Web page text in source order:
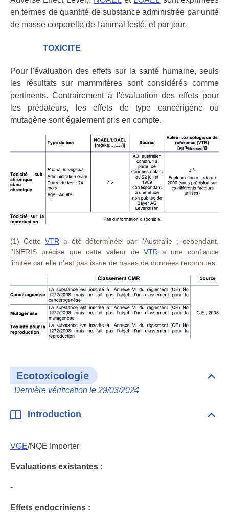
en termes de quantité de substance administrée par unité
de masse corporelle de l'animal testé, et par jour.
TOXICITE
Pour l'évaluation des effets sur la santé humaine, seuls
les résultats sur mammifères sont considérés comme
pertinents. Contrairement à l'évaluation des effets pour
les prédateurs, les effets de type cancérigène ou
mutagène sont également pris en compte.
(1) Cette VTRa été déterminée par l'Australie ; cependant,
l'INERIS précise que cette valeur de VTRa une confiance
limitée car elle n'est pas issue de bases de données reconnues.
Ecotoxicologie
Dernière vérification le 29/03/2024
Introduction
VGE/NQE Importer
Evaluations existantes :
-
Effets endocriniens :